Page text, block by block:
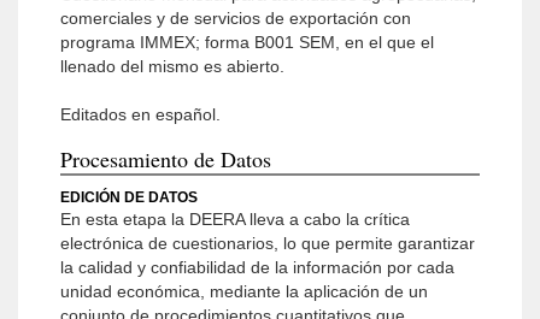
comerciales y de servicios de exportación con
programa IMMEX; forma B001 SEM, en el que el
llenado del mismo es abierto.
Editados en español.
Procesamiento de Datos
EDICIÓN DE DATOS
En esta etapa la DEERA lleva a cabo la crítica
electrónica de cuestiona­rios, lo que permite garantizar
la calidad y confiabilidad de la información por cada
unidad económica, mediante la aplicación de un